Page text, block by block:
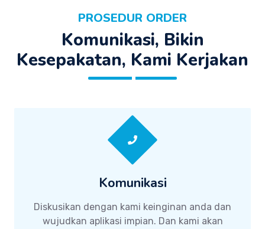
PROSEDUR ORDER
Komunikasi, Bikin
Kesepakatan, Kami Kerjakan
Komunikasi
Diskusikan dengan kami keinginan anda dan
wujudkan aplikasi impian. Dan kami akan